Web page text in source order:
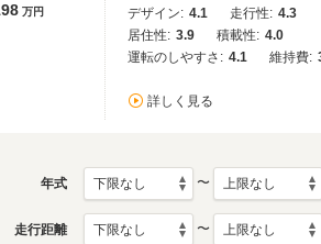
万円
デザイン: 4.1 走行性: 4.3
居住性: 3.9 積載性: 4.0
運転のしやすさ: 4.1 維持費:
詳しく見る
年式 〜
走行距離 〜